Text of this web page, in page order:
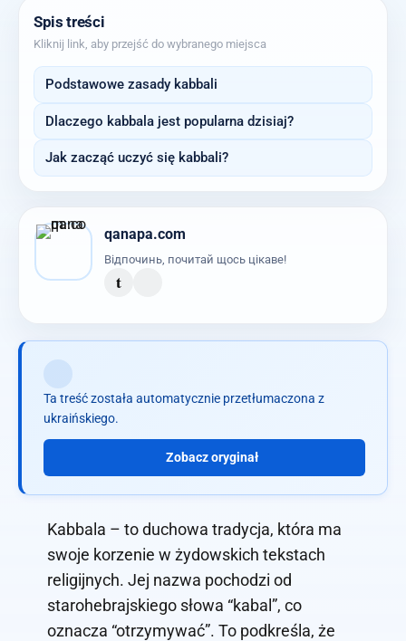
Spis treści
Kliknij link, aby przejść do wybranego miejsca
Podstawowe zasady kabbali
Dlaczego kabbala jest popularna dzisiaj?
Jak zacząć uczyć się kabbali?
qanapa.com
Відпочинь, почитай щось цікаве!
t
Ta treść została automatycznie przetłumaczona z
ukraińskiego.
Zobacz oryginał
Kabbala – to duchowa tradycja, która ma
swoje korzenie w żydowskich tekstach
religijnych. Jej nazwa pochodzi od
starohebrajskiego słowa “kabal”, co
oznacza “otrzymywać”. To podkreśla, że